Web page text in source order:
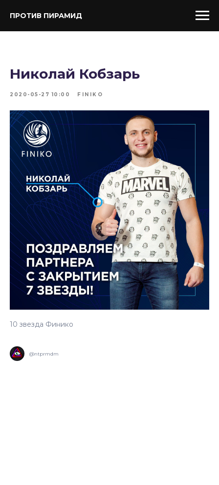
ПРОТИВ ПИРАМИД
Николай Кобзарь
2020-05-27 10:00 FINIKO
10 звезда Финико
@ntprmdm